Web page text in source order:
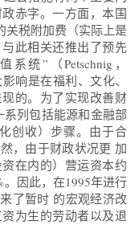
赤字。一方面，本国
关税附加费（实际上是
此相关还推出了预先
统”（Petschnig，
响是在福利、文化、
的。为了实现改善财
列包括能源和金融部
创收）步骤。由于合
，由于财政状况更 加
在内的）营运资本约
因此，在1995年进行
了暂时 的宏观经济改
为生的劳动者以及退